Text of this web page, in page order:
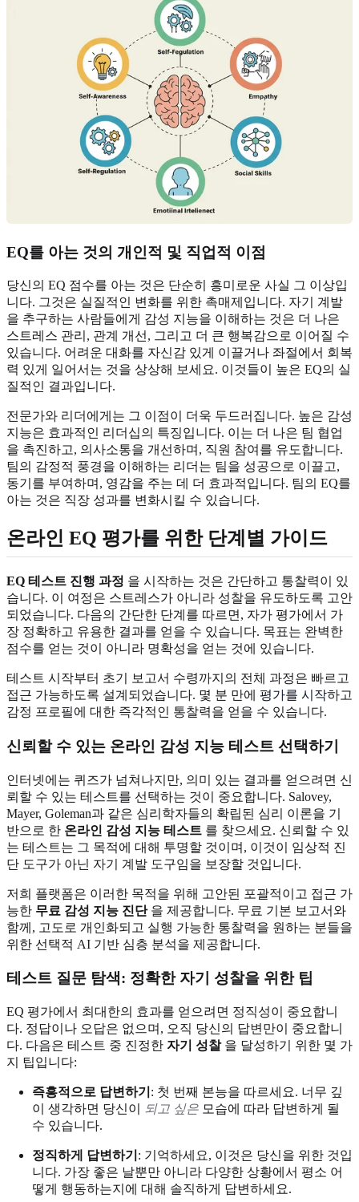
EQ를 아는 것의 개인적 및 직업적 이점
당신의 EQ 점수를 아는 것은 단순히 흥미로운 사실 그 이상입
니다. 그것은 실질적인 변화를 위한 촉매제입니다. 자기 계발
을 추구하는 사람들에게 감성 지능을 이해하는 것은 더 나은
스트레스 관리, 관계 개선, 그리고 더 큰 행복감으로 이어질 수
있습니다. 어려운 대화를 자신감 있게 이끌거나 좌절에서 회복
력 있게 일어서는 것을 상상해 보세요. 이것들이 높은 EQ의 실
질적인 결과입니다.
전문가와 리더에게는 그 이점이 더욱 두드러집니다. 높은 감성
지능은 효과적인 리더십의 특징입니다. 이는 더 나은 팀 협업
을 촉진하고, 의사소통을 개선하며, 직원 참여를 유도합니다.
팀의 감정적 풍경을 이해하는 리더는 팀을 성공으로 이끌고,
동기를 부여하며, 영감을 주는 데 더 효과적입니다. 팀의 EQ를
아는 것은 직장 성과를 변화시킬 수 있습니다.
온라인 EQ 평가를 위한 단계별 가이드
EQ 테스트 진행 과정 을 시작하는 것은 간단하고 통찰력이 있
습니다. 이 여정은 스트레스가 아니라 성찰을 유도하도록 고안
되었습니다. 다음의 간단한 단계를 따르면, 자가 평가에서 가
장 정확하고 유용한 결과를 얻을 수 있습니다. 목표는 완벽한
점수를 얻는 것이 아니라 명확성을 얻는 것에 있습니다.
테스트 시작부터 초기 보고서 수령까지의 전체 과정은 빠르고
접근 가능하도록 설계되었습니다. 몇 분 만에 평가를 시작하고
감정 프로필에 대한 즉각적인 통찰력을 얻을 수 있습니다.
신뢰할 수 있는 온라인 감성 지능 테스트 선택하기
인터넷에는 퀴즈가 넘쳐나지만, 의미 있는 결과를 얻으려면 신
뢰할 수 있는 테스트를 선택하는 것이 중요합니다. Salovey,
Mayer, Goleman과 같은 심리학자들의 확립된 심리 이론을 기
반으로 한 온라인 감성 지능 테스트 를 찾으세요. 신뢰할 수 있
는 테스트는 그 목적에 대해 투명할 것이며, 이것이 임상적 진
단 도구가 아닌 자기 계발 도구임을 보장할 것입니다.
저희 플랫폼은 이러한 목적을 위해 고안된 포괄적이고 접근 가
능한 무료 감성 지능 진단을 제공합니다. 무료 기본 보고서와
함께, 고도로 개인화되고 실행 가능한 통찰력을 원하는 분들을
위한 선택적 AI 기반 심층 분석을 제공합니다.
테스트 질문 탐색: 정확한 자기 성찰을 위한 팁
EQ 평가에서 최대한의 효과를 얻으려면 정직성이 중요합니
다. 정답이나 오답은 없으며, 오직 당신의 답변만이 중요합니
다. 다음은 테스트 중 진정한 자기 성찰을 달성하기 위한 몇 가
지 팁입니다:
즉흥적으로 답변하기 : 첫 번째 본능을 따르세요. 너무 깊
이 생각하면 당신이 되고 싶은 모습에 따라 답변하게 될
수 있습니다.
정직하게 답변하기 : 기억하세요, 이것은 당신을 위한 것입
니다. 가장 좋은 날뿐만 아니라 다양한 상황에서 평소 어
떻게 행동하는지에 대해 솔직하게 답변하세요.